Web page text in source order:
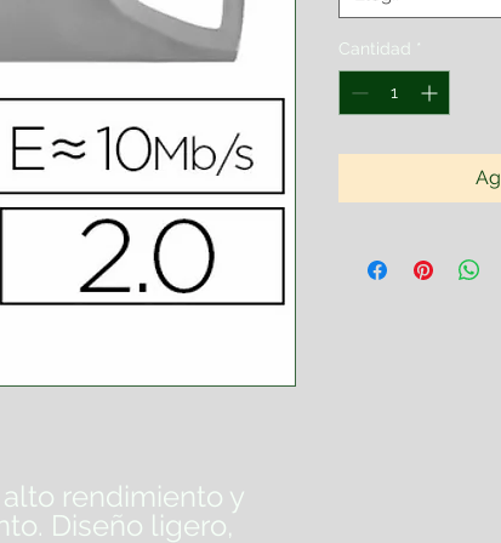
rendimiento y
Diseño ligero,
Cantidad *